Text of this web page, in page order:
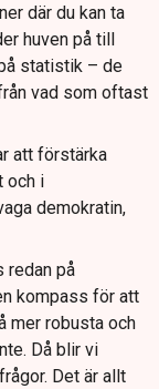
där du kan ta
huven på till
statistik – de
vad som oftast
att förstärka
och i
demokratin,
redan på
kompass för att
mer robusta och
Då blir vi
Det är allt